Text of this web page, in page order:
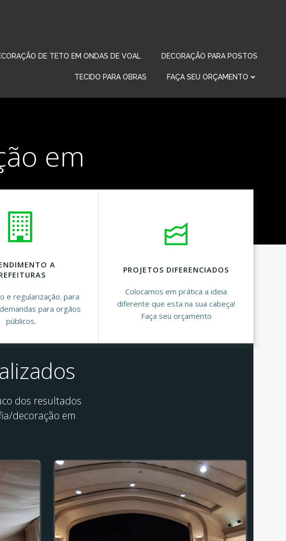
DE TETO EM ONDAS DE VOAL DECORAÇÃO PARA POSTOS
TECIDO PARA OBRAS FAÇA SEU ORÇAMENTO
em
A
e regularização. para
para orgãos
públicos.
PROJETOS DIFERENCIADOS
Colocamos em prática a ideia
diferente que esta na sua cabeça!
Faça seu orçamento
dos resultados
decoração em